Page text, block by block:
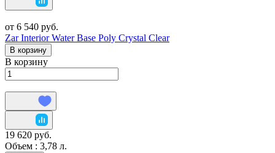
от 6 540 руб.
Zar Interior Water Base Poly Crystal Clear
В корзину
В корзину
19 620 руб.
Объем : 3,78 л.